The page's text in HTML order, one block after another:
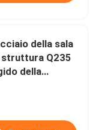
della sala
Q235
della